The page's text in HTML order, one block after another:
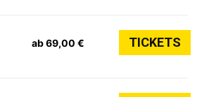
ab 69,00 € TICKETS